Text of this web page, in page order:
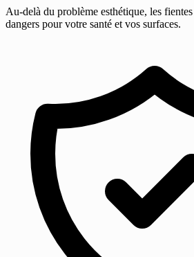
Au-delà du problème esthétique, les
dangers pour votre santé et vos surfaces.